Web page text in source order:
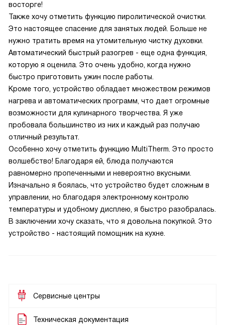
восторге!
Также хочу отметить функцию пиролитической очистки.
Это настоящее спасение для занятых людей. Больше не
нужно тратить время на утомительную чистку духовки.
Автоматический быстрый разогрев - еще одна функция,
которую я оценила. Это очень удобно, когда нужно
быстро приготовить ужин после работы.
Кроме того, устройство обладает множеством режимов
нагрева и автоматических программ, что дает огромные
возможности для кулинарного творчества. Я уже
пробовала большинство из них и каждый раз получаю
отличный результат.
Особенно хочу отметить функцию MultiTherm. Это просто
волшебство! Благодаря ей, блюда получаются
равномерно пропеченными и невероятно вкусными.
Изначально я боялась, что устройство будет сложным в
управлении, но благодаря электронному контролю
температуры и удобному дисплею, я быстро разобралась.
В заключении хочу сказать, что я довольна покупкой. Это
устройство - настоящий помощник на кухне.
Сервисные центры
Техническая документация